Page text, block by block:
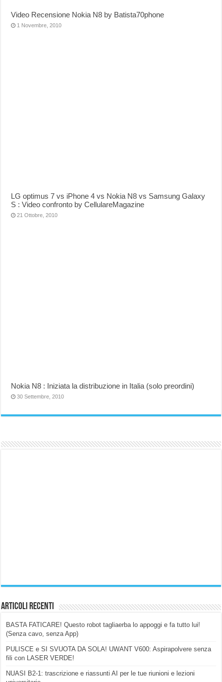
Video Recensione Nokia N8 by Batista70phone
1 Novembre, 2010
LG optimus 7 vs iPhone 4 vs Nokia N8 vs Samsung Galaxy
S : Video confronto by CellulareMagazine
21 Ottobre, 2010
Nokia N8 : Iniziata la distribuzione in Italia (solo preordini)
30 Settembre, 2010
Articoli Recenti
BASTA FATICARE! Questo robot tagliaerba lo appoggi e fa tutto lui!
(Senza cavo, senza App)
PULISCE e SI SVUOTA DA SOLA! UWANT V600: Aspirapolvere senza
fili con LASER VERDE!
NUASI B2-1: trascrizione e riassunti AI per le tue riunioni e lezioni